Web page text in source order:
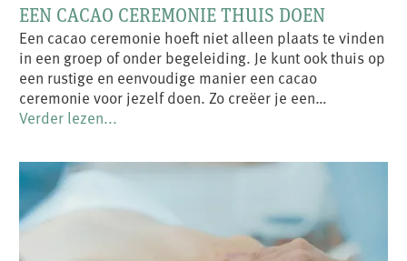
EEN CACAO CEREMONIE THUIS DOEN
Een cacao ceremonie hoeft niet alleen plaats te vinden
in een groep of onder begeleiding. Je kunt ook thuis op
een rustige en eenvoudige manier een cacao
ceremonie voor jezelf doen. Zo creëer je een…
Verder lezen...